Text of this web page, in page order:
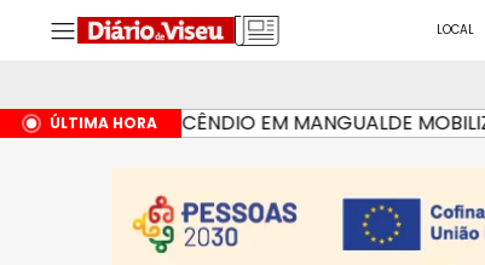
LOCAL
ÚLTIMA HORA
HÁ 2 HORAS INCÊNDIO EM MANGUALDE MOBILIZA